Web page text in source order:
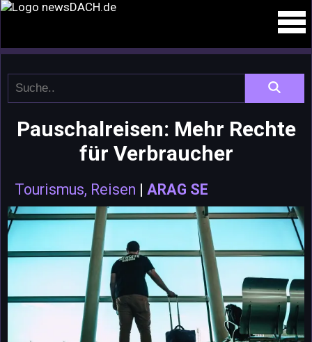
Pauschalreisen: Mehr Rechte
für Verbraucher
Tourismus, Reisen | ARAG SE